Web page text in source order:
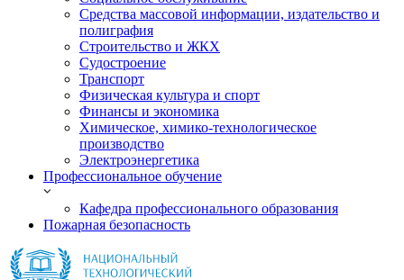
Средства массовой информации, издательство и
полиграфия
Строительство и ЖКХ
Судостроение
Транспорт
Физическая культура и спорт
Финансы и экономика
Химическое, химико-технологическое
производство
Электроэнергетика
Профессиональное обучение
Кафедра профессионального образования
Пожарная безопасность